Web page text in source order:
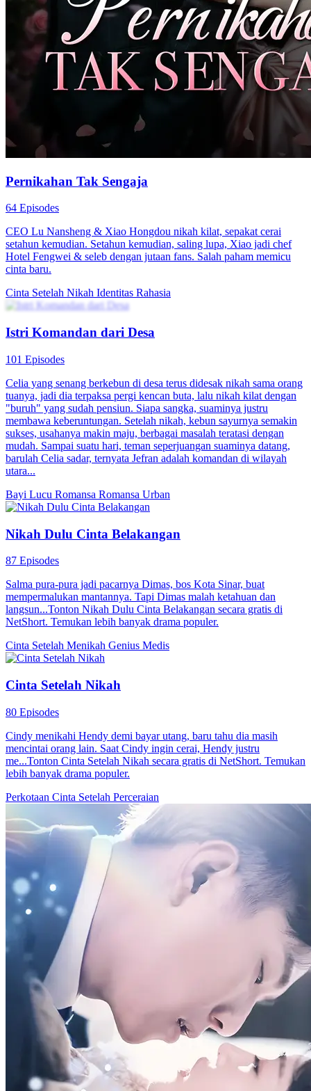
80 Episodes
Ayah Liu Ziyue, Liu Jianguo, menipu orang terkaya di Jiangzhou,
Zhang Zheyuan, sebesar 5 juta dolar, dan ayah serta anak ini
dikejar-kejar oleh penagih utang. Dalam salah satu pelarian mereka,
Liu Ziyue dikira oleh saudara perempuan Zhang Zheyuan, Zhang
Qiang, sebagai Su Qingqing, wanita yang pernah menjadi cinta
Ziyue menyadari bahwa dia dan Su Qingqing terlihat mirip di akta
nikah, jadi dia memutuskan untuk menyamar sebagai Su Qingqing
memaafkan ayahnya. Dia nyaris mengungkapkan kebenaran
berubah ketika Su Qingqing yang asli kembali-hanya untuk
takdir mulai berputar...
Cinta Setelah NikahSalah Identitas